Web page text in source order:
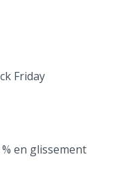
Friday
en glissement